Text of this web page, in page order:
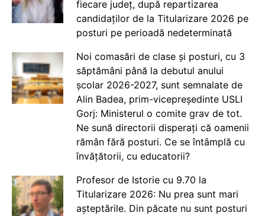
fiecare județ, după repartizarea
candidaților de la Titularizare 2026 pe
posturi pe perioadă nedeterminată
Noi comasări de clase și posturi, cu 3
săptămâni până la debutul anului
școlar 2026-2027, sunt semnalate de
Alin Badea, prim-vicepreședinte USLI
Gorj: Ministerul o comite grav de tot.
Ne sună directorii disperați că oamenii
rămân fără posturi. Ce se întâmplă cu
învățătorii, cu educatorii?
Profesor de Istorie cu 9.70 la
Titularizare 2026: Nu prea sunt mari
așteptările. Din păcate nu sunt posturi